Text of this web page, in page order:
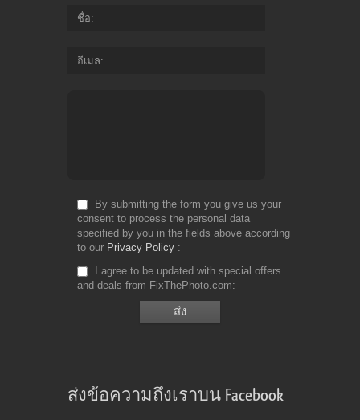
ชื่อ
อีเมล
By submitting the form you give us your
consent to process the personal data
specified by you in the fields above according
to our Privacy Policy
I agree to be updated with special offers
and deals from FixThePhoto.com
ส่งข้อความถึงเราบน Facebook